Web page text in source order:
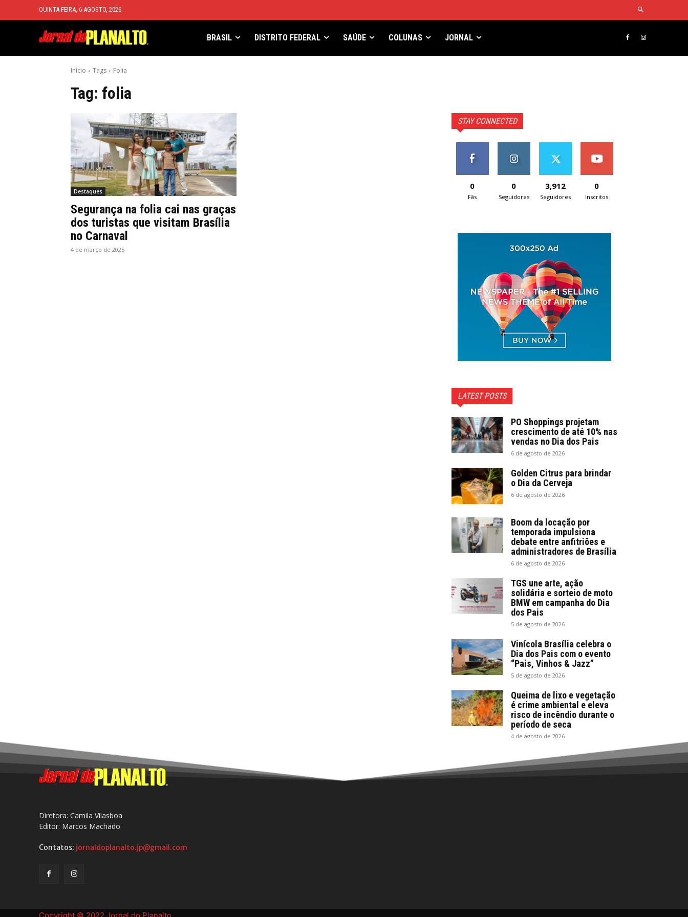
QUINTA-FEIRA, 6 AGOSTO, 2026
BRASIL DISTRITO FEDERAL SAÚDE COLUNAS JORNAL
Início Tags Folia
Tag: folia
Destaques
Segurança na folia cai nas graças
dos turistas que visitam Brasília
no Carnaval
4 de março de 2025
STAY CONNECTED
0
Fãs
0
Seguidores
3,912
Seguidores
0
Inscritos
LATEST POSTS
PO Shoppings projetam
crescimento de até 10% nas
vendas no Dia dos Pais
6 de agosto de 2026
Golden Citrus para brindar
o Dia da Cerveja
6 de agosto de 2026
Boom da locação por
temporada impulsiona
debate entre anfitriões e
administradores de Brasília
6 de agosto de 2026
TGS une arte, ação
solidária e sorteio de moto
BMW em campanha do Dia
dos Pais
5 de agosto de 2026
Vinícola Brasília celebra o
Dia dos Pais com o evento
“Pais, Vinhos & Jazz”
5 de agosto de 2026
Queima de lixo e vegetação
é crime ambiental e eleva
risco de incêndio durante o
período de seca
4 de agosto de 2026
Diretora: Camila Vilasboa
Editor: Marcos Machado
Contatos: jornaldoplanalto.jp@gmail.com